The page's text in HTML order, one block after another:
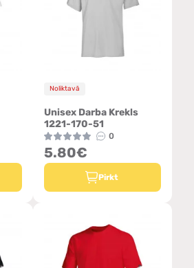
Noliktavā
Unisex Darba Krekls
1221-170-51
0
5.80€
Pirkt